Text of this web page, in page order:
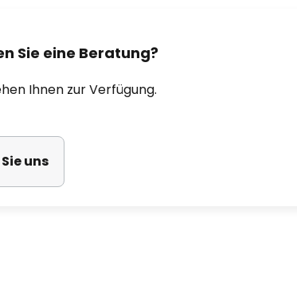
Frisör- und Kosmetiksalon,
oder Speisesaal.
Haustiergerüchen, Küchen-
Sie eine Beratung?
Ihnen zur Verfügung.
uns